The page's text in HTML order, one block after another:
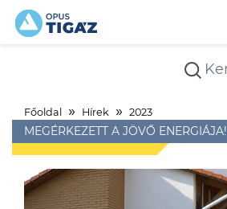
Főoldal Hírek 2023
MEGÉRKEZETT A JÖVŐ ENERGIÁJA!